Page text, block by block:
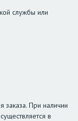
службы или
заказа. При наличии
в